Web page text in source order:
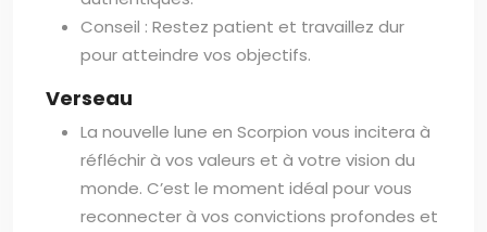
Conseil : Restez patient et travaillez dur
pour atteindre vos objectifs.
Verseau
La nouvelle lune en Scorpion vous incitera à
réfléchir à vos valeurs et à votre vision du
monde. C’est le moment idéal pour vous
reconnecter à vos convictions profondes et